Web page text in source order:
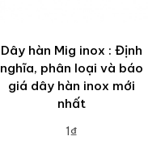
Dây hàn Mig inox : Định
nghĩa, phân loại và báo
giá dây hàn inox mới
nhất
1₫